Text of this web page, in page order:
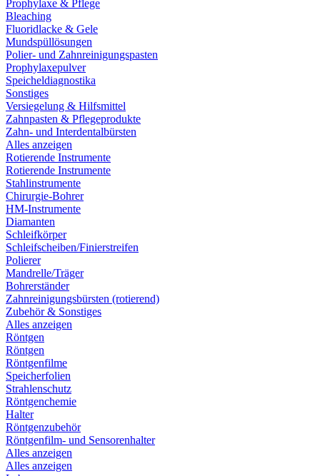
Prophylaxe & Pflege
Bleaching
Fluoridlacke & Gele
Mundspüllösungen
Polier- und Zahnreinigungspasten
Prophylaxepulver
Speicheldiagnostika
Sonstiges
Versiegelung & Hilfsmittel
Zahnpasten & Pflegeprodukte
Zahn- und Interdentalbürsten
Alles anzeigen
Rotierende Instrumente
Rotierende Instrumente
Stahlinstrumente
Chirurgie-Bohrer
HM-Instrumente
Diamanten
Schleifkörper
Schleifscheiben/Finierstreifen
Polierer
Mandrelle/Träger
Bohrerständer
Zahnreinigungsbürsten (rotierend)
Zubehör & Sonstiges
Alles anzeigen
Röntgen
Röntgen
Röntgenfilme
Speicherfolien
Strahlenschutz
Röntgenchemie
Halter
Röntgenzubehör
Röntgenfilm- und Sensorenhalter
Alles anzeigen
Alles anzeigen